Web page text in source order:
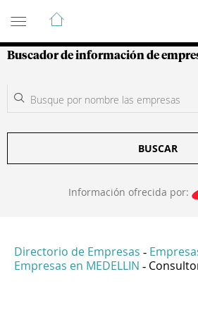
Guía de Empresas
Buscador de información de
BUSCAR
Información ofrecida por:
Directorio de Empresas -
Empresas en MEDELLIN -